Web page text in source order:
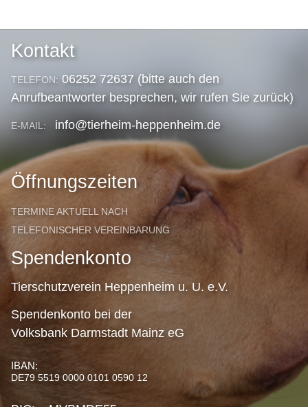
Kontakt
TELEFON: 06252 72637 (bitte auch den
Anrufbeantworter besprechen, wir rufen Sie zurück)
E-MAIL: info@tierheim-heppenheim.de
Öffnungszeiten
TERMINE AKTUELL NACH
TELEFONISCHER VEREINBARUNG
Spendenkonto
Tierschutzverein Heppenheim u. U. e.V.
Spendenkonto bei der
Volksbank Darmstadt Mainz eG
IBAN:
DE79 5519 0000 0101 0590 12